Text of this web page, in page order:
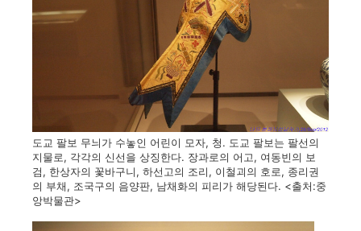
도교 팔보 무늬가 수놓인 어린이 모자, 청. 도교 팔보는 팔선의
지물로, 각각의 신선을 상징한다. 장과로의 어고, 여동빈의 보
검, 한상자의 꽃바구니, 하선고의 조리, 이철괴의 호로, 종리권
의 부채, 조국구의 음양판, 남채화의 피리가 해당된다. <출처:중
앙박물관>